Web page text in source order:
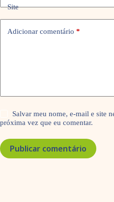
Site
Adicionar comentário *
Salvar meu nome, e-mail e site
próxima vez que eu comentar.
Publicar comentário